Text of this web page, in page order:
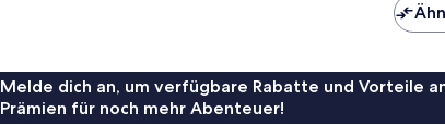
Melde dich an, um verfügbare Rabatte und Vorteile
Prämien für noch mehr Abenteuer!